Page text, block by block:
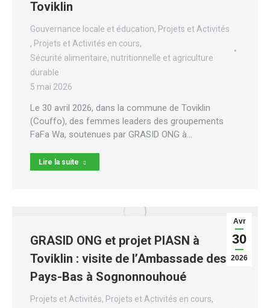
Toviklin
Gouvernance locale et éducation, Projets et Activités
, Projets et Activités en cours,
Sécurité alimentaire, nutritionnelle et agriculture
durable
5 mai 2026
Le 30 avril 2026, dans la commune de Toviklin
(Couffo), des femmes leaders des groupements
FaFa Wa, soutenues par GRASID ONG à…
Lire la suite
Avr
30
2026
GRASID ONG et projet PIASN à
Toviklin : visite de l’Ambassade des
Pays-Bas à Sognonnouhoué
Projets et Activités, Projets et Activités en cours,